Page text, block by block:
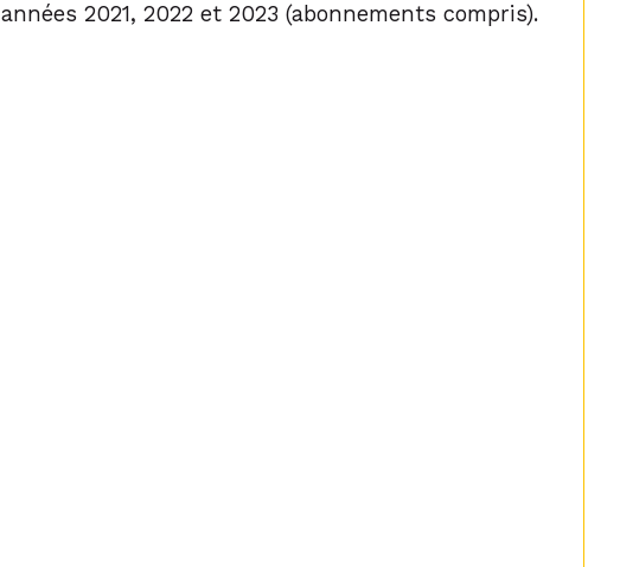
années 2021, 2022 et 2023 (abonnements compris).